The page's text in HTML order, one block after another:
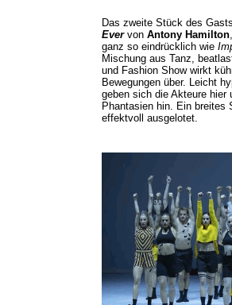
Das zweite Stück des
Evervon Antony Hamilton
ganz so eindrücklich wie
Mischung aus Tanz,
und Fashion Show wirkt
Bewegungen über. Leicht
geben sich die Akteure hier
Phantasien hin. Ein breites
effektvoll ausgelotet.